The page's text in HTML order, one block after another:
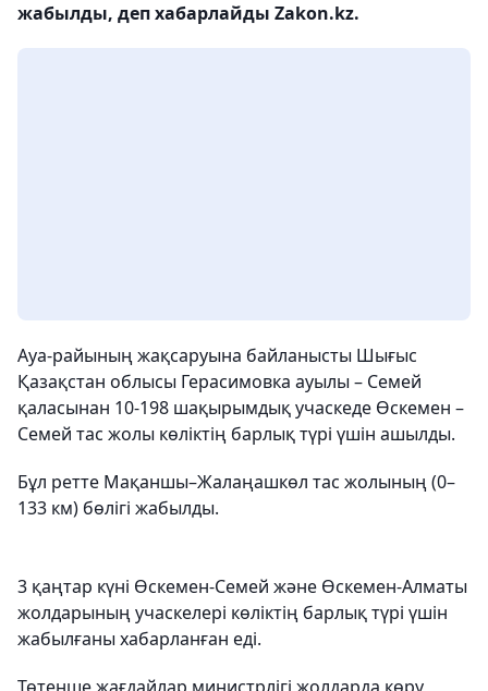
жабылды, деп хабарлайды Zakon.kz.
Ауа-райының жақсаруына байланысты Шығыс
Қазақстан облысы Герасимовка ауылы – Семей
қаласынан 10-198 шақырымдық учаскеде Өскемен –
Семей тас жолы көліктің барлық түрі үшін ашылды.
Бұл ретте Мақаншы–Жалаңашкөл тас жолының (0–
133 км) бөлігі жабылды.
3 қаңтар күні Өскемен-Семей және Өскемен-Алматы
жолдарының учаскелері көліктің барлық түрі үшін
жабылғаны хабарланған еді.